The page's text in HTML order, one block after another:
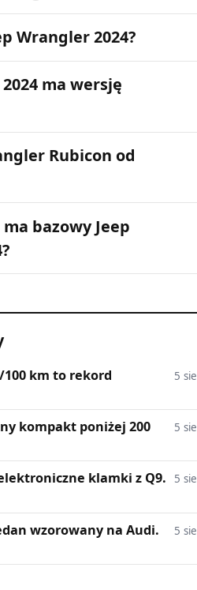
Wrangler 2024?
ma wersję
Rubicon od
bazowy Jeep
100 km to rekord
5 sie
kompakt poniżej 200
5 sie
klamki z Q9.
5 sie
wzorowany na Audi.
5 sie